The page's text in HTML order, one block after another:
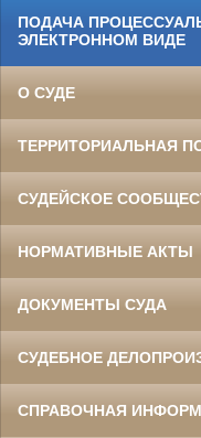
ПОДАЧА
ЭЛЕКТРОННОМ ВИДЕ
О СУДЕ
ТЕРРИТОРИАЛЬНАЯ
СУДЕЙСКОЕ
НОРМАТИВНЫЕ АКТЫ
ДОКУМЕНТЫ СУДА
СУДЕБНОЕ
СПРАВОЧНАЯ